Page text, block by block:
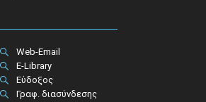
Web-Email
E-Library
Εύδοξος
Γραφ. διασύνδεσης